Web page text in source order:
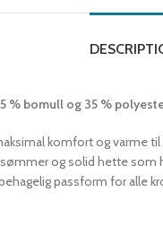
% bomull og 35 %
komfort og varme til
og solid hette som
passform for alle